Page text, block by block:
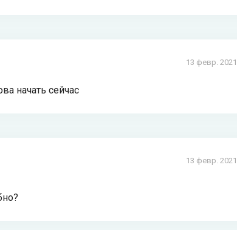
13 февр. 2021
начать сейчас
13 февр. 2021